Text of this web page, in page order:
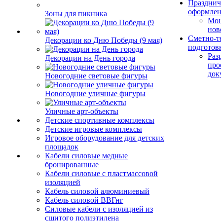
Зоны для пикника
Декорации ко Дню Победы (9 мая)
Декорации на День города
Новогодние световые фигуры
Новогодние уличные фигуры
Уличные арт-объекты
Детские спортивные комплексы
Детские игровые комплексы
Игровое оборудование для детских
площадок
Кабели силовые медные
бронированные
Кабели силовые с пластмассовой
изоляцией
Кабель силовой алюминиевый
Кабель силовой ВВГнг
Силовые кабели с изоляцией из
сшитого полиэтилена
Сметно-